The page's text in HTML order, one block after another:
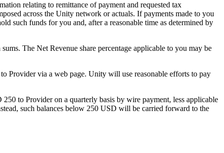
relating to remittance of payment and requested tax
across the Unity network or actuals. If payments made to you
such funds for you and, after a reasonable time as determined by
The Net Revenue share percentage applicable to you may be
Provider via a web page. Unity will use reasonable efforts to pay
to Provider on a quarterly basis by wire payment, less applicable
such balances below 250 USD will be carried forward to the